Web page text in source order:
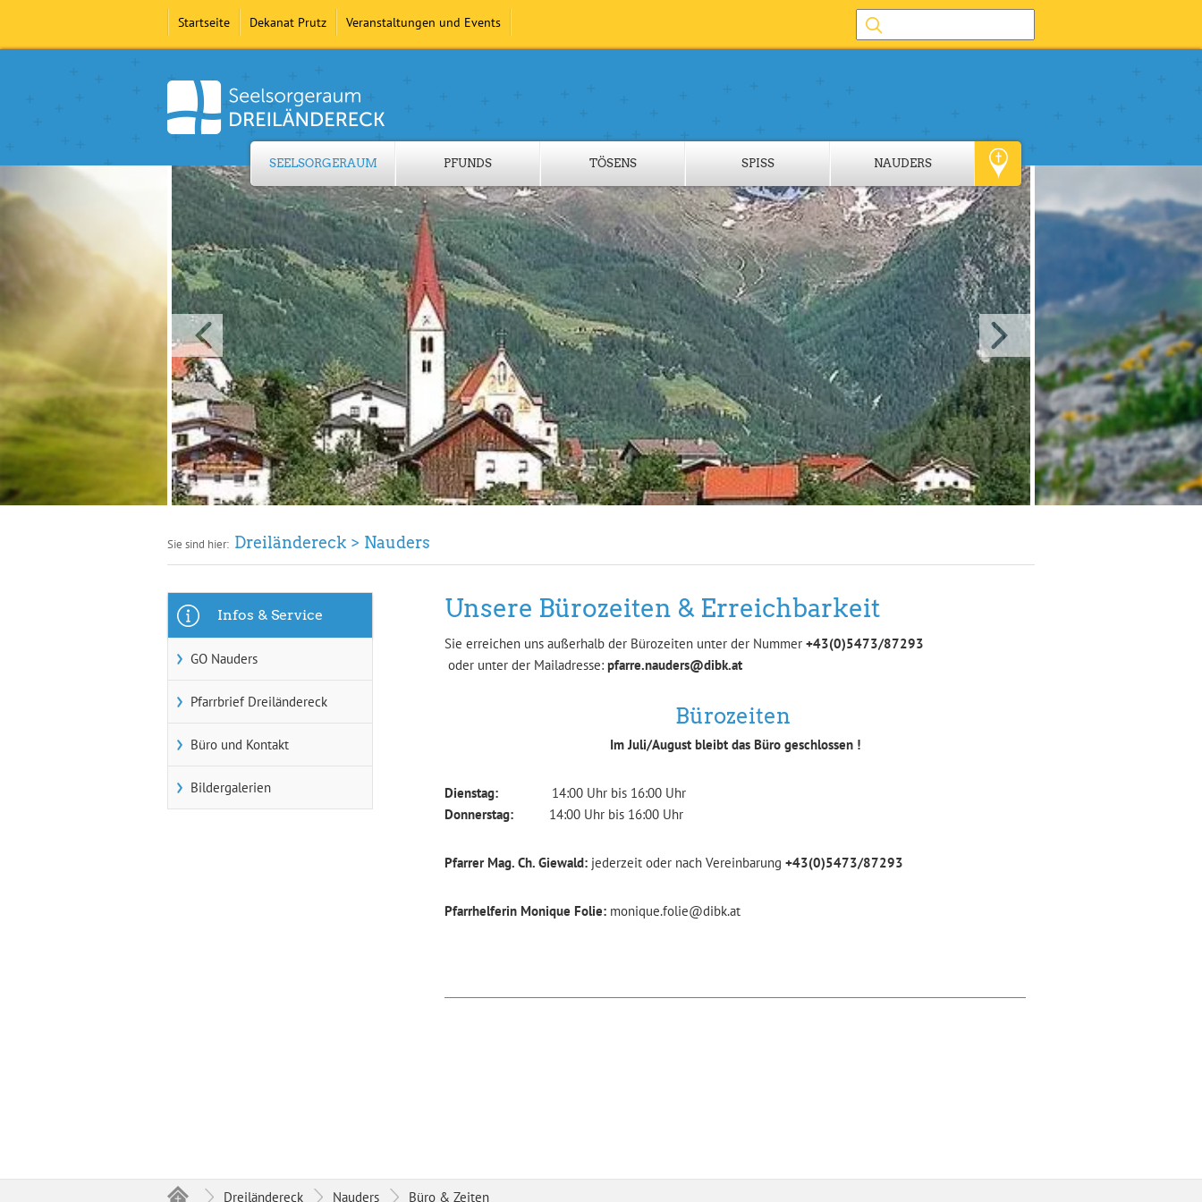
Startseite Dekanat Prutz Veranstaltungen und Events
SEELSORGERAUM PFUNDS TÖSENS SPISS NAUDERS
Sie sind hier: Dreiländereck Nauders
Infos & Service
GO Nauders
Pfarrbrief Dreiländereck
Büro und Kontakt
Bildergalerien
Unsere Bürozeiten & Erreichbarkeit
Sie erreichen uns außerhalb der Bürozeiten unter der Nummer +43(0)5473/87293
oder unter der Mailadresse: pfarre.nauders@dibk.at
Bürozeiten
Im Juli/August bleibt das Büro geschlossen !
Dienstag: 14:00 Uhr bis 16:00 Uhr
Donnerstag: 14:00 Uhr bis 16:00 Uhr
Pfarrer Mag. Ch. Giewald: jederzeit oder nach Vereinbarung +43(0)5473/87293
Pfarrhelferin Monique Folie: monique.folie@dibk.at
Dreiländereck Nauders Büro & Zeiten